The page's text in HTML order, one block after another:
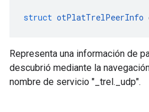
struct otPlatTrelPeerInfo
Representa una información de
descubrió mediante la
nombre de servicio "_trel._udp".